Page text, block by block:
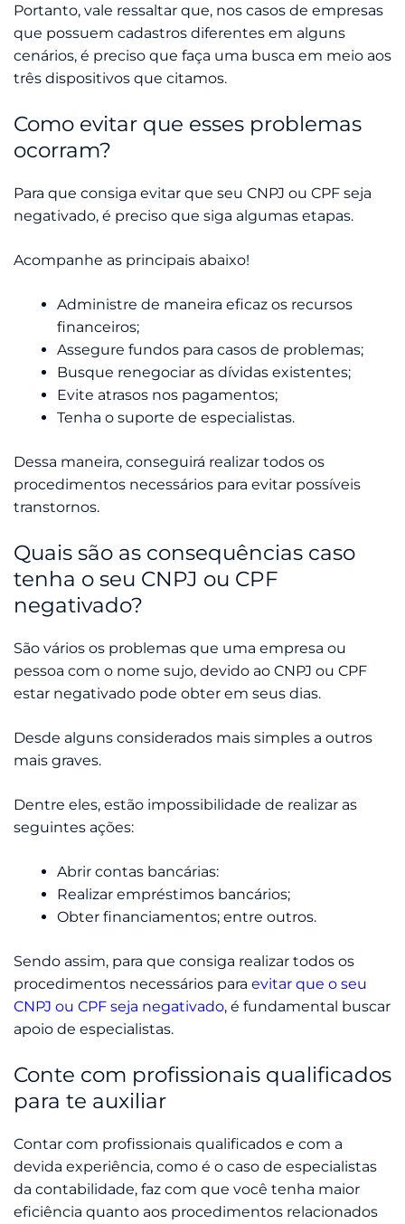
Portanto, vale ressaltar que, nos casos de empresas
que possuem cadastros diferentes em alguns
cenários, é preciso que faça uma busca em meio aos
três dispositivos que citamos.
Como evitar que esses problemas
ocorram?
Para que consiga evitar que seu CNPJ ou CPF seja
negativado, é preciso que siga algumas etapas.
Acompanhe as principais abaixo!
Administre de maneira eficaz os recursos
financeiros;
Assegure fundos para casos de problemas;
Busque renegociar as dívidas existentes;
Evite atrasos nos pagamentos;
Tenha o suporte de especialistas.
Dessa maneira, conseguirá realizar todos os
procedimentos necessários para evitar possíveis
transtornos.
Quais são as consequências caso
tenha o seu CNPJ ou CPF
negativado?
São vários os problemas que uma empresa ou
pessoa com o nome sujo, devido ao CNPJ ou CPF
estar negativado pode obter em seus dias.
Desde alguns considerados mais simples a outros
mais graves.
Dentre eles, estão impossibilidade de realizar as
seguintes ações:
Abrir contas bancárias:
Realizar empréstimos bancários;
Obter financiamentos; entre outros.
Sendo assim, para que consiga realizar todos os
procedimentos necessários para evitar que o seu
CNPJ ou CPF seja negativado, é fundamental buscar
apoio de especialistas.
Conte com profissionais qualificados
para te auxiliar
Contar com profissionais qualificados e com a
devida experiência, como é o caso de especialistas
da contabilidade, faz com que você tenha maior
eficiência quanto aos procedimentos relacionados